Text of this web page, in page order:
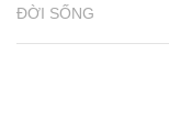
ĐỜI SỐNG